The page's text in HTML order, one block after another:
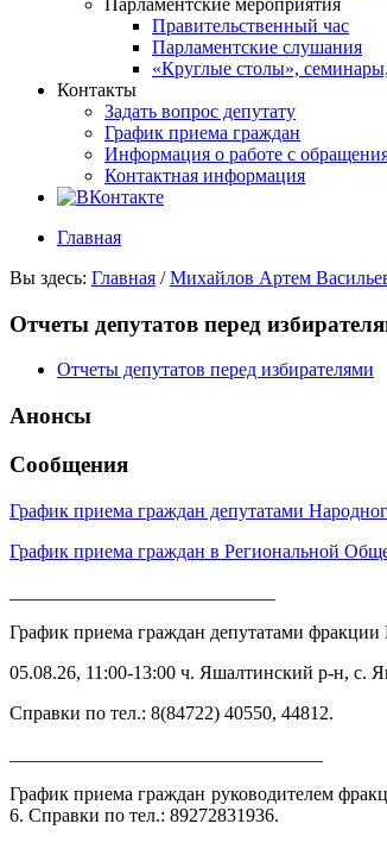
Парламентские мероприятия
Правительственный час
Парламентские слушания
«Круглые столы»,
Контакты
Задать вопрос депутату
График приема граждан
Информация о работе с
Контактная информация
Главная
Вы здесь: Главная /Михайлов Артем
Отчеты депутатов перед
Отчеты депутатов перед избирателями
Анонсы
Сообщения
График приема граждан депутатами
График приема граждан в Региональной
График приема граждан депутатами
05.08.26, 11:00-13:00 ч. Яшалтинский р-н,
Справки по тел.: 8(84722) 40550, 44812.
График приема граждан руководителем
6. Справки по тел.: 89272831936.